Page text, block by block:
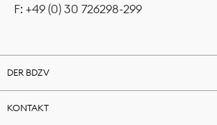
F: +49 (0) 30 726298-299
DER BDZV
KONTAKT